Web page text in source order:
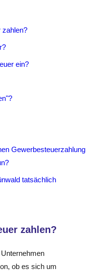
zahlen?
ein?
Gewerbesteuerzahlung
tatsächlich
zahlen?
ob es sich um